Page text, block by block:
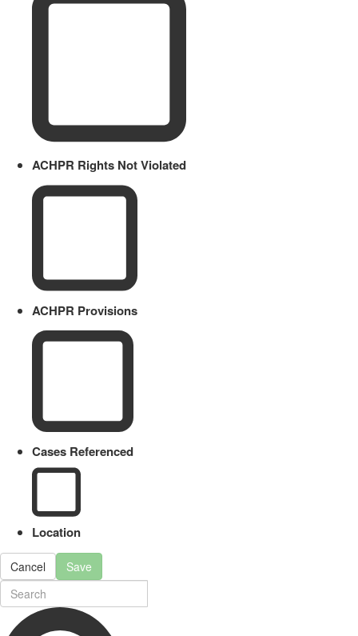
ACHPR Rights Not Violated
ACHPR Provisions
Cases Referenced
Location
Cancel Save